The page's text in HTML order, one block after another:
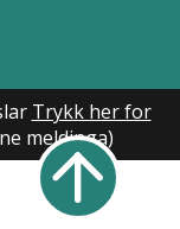
Trykk her for
meldinga)